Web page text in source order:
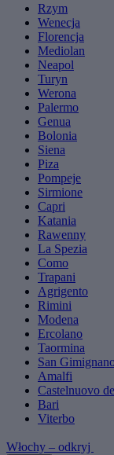
Rzym
Wenecja
Florencja
Mediolan
Neapol
Turyn
Werona
Palermo
Genua
Bolonia
Siena
Piza
Pompeje
Sirmione
Capri
Katania
Rawenny
La Spezia
Como
Trapani
Agrigento
Rimini
Modena
Ercolano
Taormina
San
Amalfi
Castelnuovo
Bari
Viterbo
Włochy – odkryj